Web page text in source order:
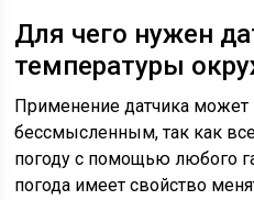
Для чего нужен
температуры
Применение датчика может
бессмысленным, так как
погоду с помощью любого
погода имеет свойство